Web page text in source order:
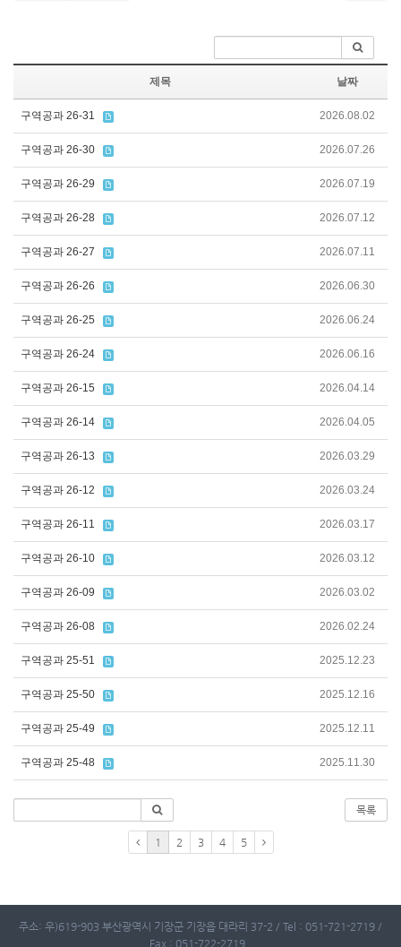
제목 날짜
구역공과 26-31 2026.08.02
구역공과 26-30 2026.07.26
구역공과 26-29 2026.07.19
구역공과 26-28 2026.07.12
구역공과 26-27 2026.07.11
구역공과 26-26 2026.06.30
구역공과 26-25 2026.06.24
구역공과 26-24 2026.06.16
구역공과 26-15 2026.04.14
구역공과 26-14 2026.04.05
구역공과 26-13 2026.03.29
구역공과 26-12 2026.03.24
구역공과 26-11 2026.03.17
구역공과 26-10 2026.03.12
구역공과 26-09 2026.03.02
구역공과 26-08 2026.02.24
구역공과 25-51 2025.12.23
구역공과 25-50 2025.12.16
구역공과 25-49 2025.12.11
구역공과 25-48 2025.11.30
목록
1 2 3 4 5
주소: 우)619-903 부산광역시 기장군 기장읍 대라리 37-2 / Tel : 051-721-2719 /
Fax : 051-722-2719 .